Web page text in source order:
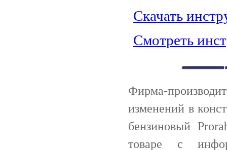
Скачать
Смотреть
Фирма-
изменений в
бензиновый
товаре с